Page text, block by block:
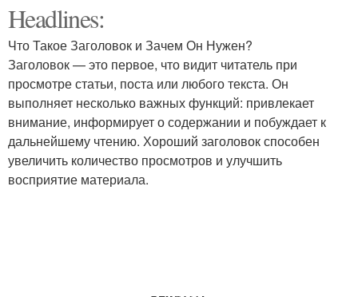
Headlines:
Что Такое Заголовок и Зачем Он Нужен?
Заголовок — это первое, что видит читатель при
просмотре статьи, поста или любого текста. Он
выполняет несколько важных функций: привлекает
внимание, информирует о содержании и побуждает к
дальнейшему чтению. Хороший заголовок способен
увеличить количество просмотров и улучшить
восприятие материала.